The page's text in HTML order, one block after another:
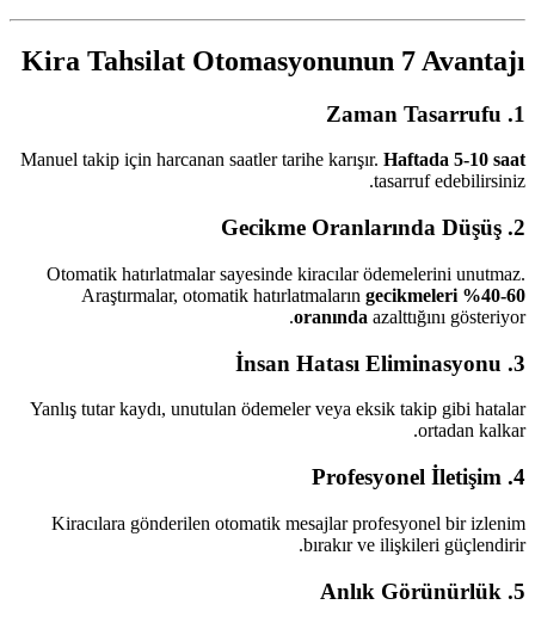
Kira Tahsilat Otomasyonunun 7 Avantajı
1. Zaman Tasarrufu
Manuel takip için harcanan saatler tarihe karışır. Haftada 5-10 saat
tasarruf edebilirsiniz.
2. Gecikme Oranlarında Düşüş
Otomatik hatırlatmalar sayesinde kiracılar ödemelerini unutmaz.
Araştırmalar, otomatik hatırlatmaların gecikmeleri %40-60
oranında azalttığını gösteriyor.
3. İnsan Hatası Eliminasyonu
Yanlış tutar kaydı, unutulan ödemeler veya eksik takip gibi hatalar
ortadan kalkar.
4. Profesyonel İletişim
Kiracılara gönderilen otomatik mesajlar profesyonel bir izlenim
bırakır ve ilişkileri güçlendirir.
5. Anlık Görünürlük